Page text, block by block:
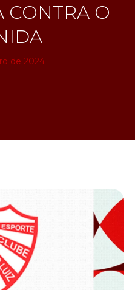
CONTRA O
de 2024